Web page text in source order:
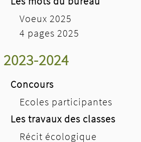
Voeux 2025
4 pages 2025
2023-2024
Concours
Ecoles participantes
Les travaux des classes
Récit écologique